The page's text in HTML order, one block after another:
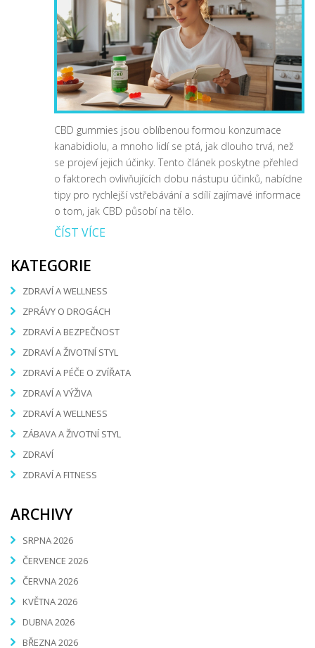
CBD gummies jsou oblíbenou formou konzumace
kanabidiolu, a mnoho lidí se ptá, jak dlouho trvá, než
se projeví jejich účinky. Tento článek poskytne přehled
o faktorech ovlivňujících dobu nástupu účinků, nabídne
tipy pro rychlejší vstřebávání a sdílí zajímavé informace
o tom, jak CBD působí na tělo.
ČÍST VÍCE
KATEGORIE
ZDRAVÍ A WELLNESS
ZPRÁVY O DROGÁCH
ZDRAVÍ A BEZPEČNOST
ZDRAVÍ A ŽIVOTNÍ STYL
ZDRAVÍ A PÉČE O ZVÍŘATA
ZDRAVÍ A VÝŽIVA
ZDRAVÍ A WELLNESS
ZÁBAVA A ŽIVOTNÍ STYL
ZDRAVÍ
ZDRAVÍ A FITNESS
ARCHIVY
SRPNA 2026
ČERVENCE 2026
ČERVNA 2026
KVĚTNA 2026
DUBNA 2026
BŘEZNA 2026